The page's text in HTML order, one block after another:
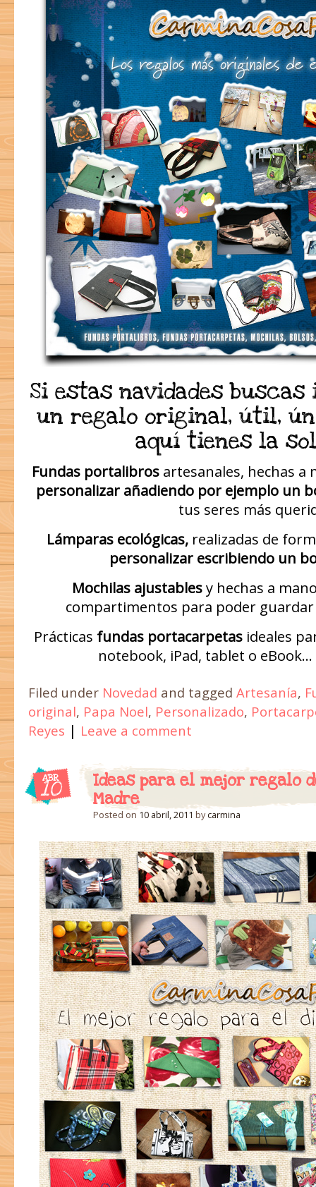
Si estas navidades
un regalo original, útil,
aquí tienes la
Fundas portalibrosartesanales, hechas a
personalizar añadiendo por ejemplo un
tus seres más
Lámparas ecológicas, realizadas de
personalizar escribiendo un
Mochilas ajustablesy hechas a
compartimentos para poder
Prácticas fundas portacarpetas ideales
notebook, iPad, tablet o eBook…
Filed under Novedad and tagged Artesanía,
original, Papa Noel, Personalizado,
Reyes | Leave a comment
ABR
10
Ideas para el mejor regalo
Madre
Posted on 10 abril, 2011 bycarmina